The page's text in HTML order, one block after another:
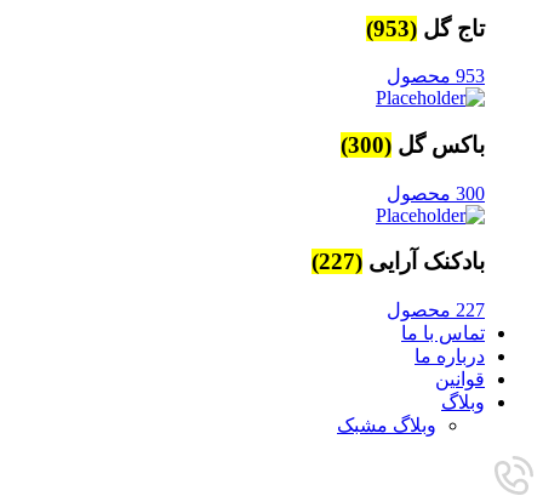
تاج گل (953)
953 محصول
باکس گل (300)
300 محصول
بادکنک آرایی (227)
227 محصول
تماس با ما
درباره ما
قوانین
وبلاگ
وبلاگ مشبک